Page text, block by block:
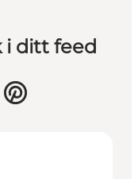
i ditt feed